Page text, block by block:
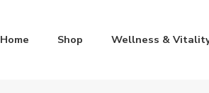
Home Shop Wellness &